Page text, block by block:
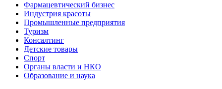
Фармацевтический бизнес
Индустрия красоты
Промышленные предприятия
Туризм
Консалтинг
Детские товары
Спорт
Органы власти и НКО
Образование и наука